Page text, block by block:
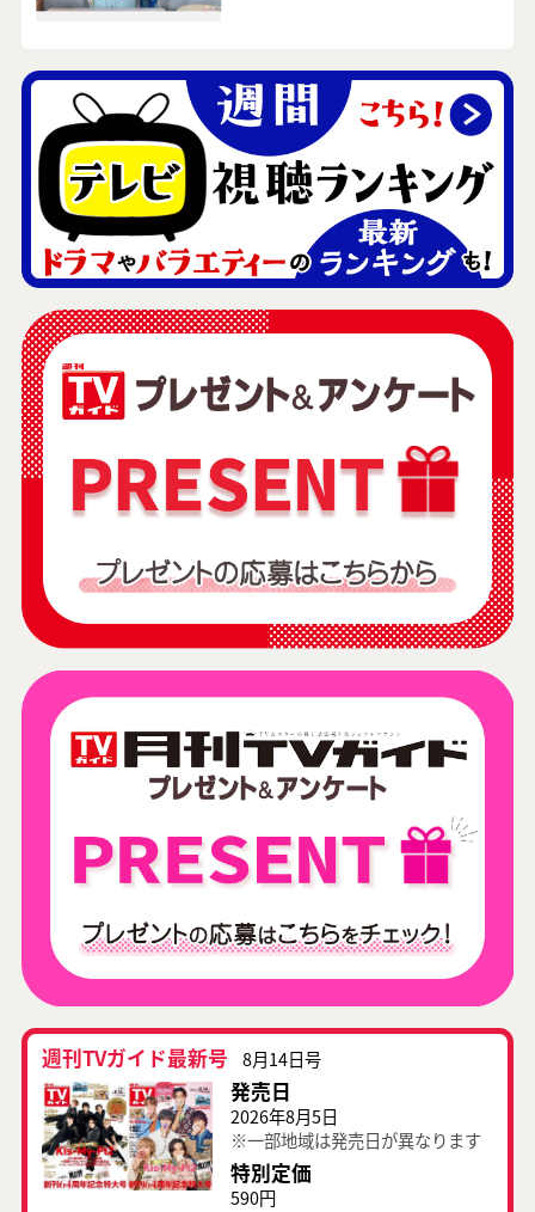
週刊TVガイド最新号 8月14日号
発売日
2026年8月5日
※一部地域は発売日が異なります
特別定価
590円